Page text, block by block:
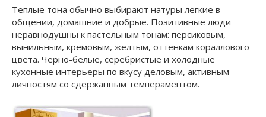
Теплые тона обычно выбирают натуры легкие в
общении, домашние и добрые. Позитивные люди
неравнодушны к пастельным тонам: персиковым,
вынильным, кремовым, желтым, оттенкам кораллового
цвета. Черно-белые, серебристые и холодные
кухонные интерьеры по вкусу деловым, активным
личностям со сдержанным темпераментом.